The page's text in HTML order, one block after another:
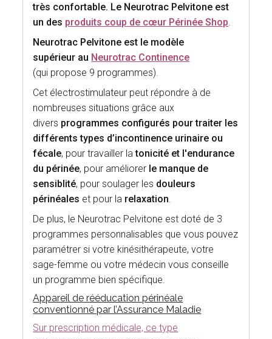
très confortable. Le Neurotrac Pelvitone est
un des produits coup de cœur Périnée Shop.
Neurotrac Pelvitone est le modèle
supérieur au Neurotrac Continence
(qui propose 9 programmes).
Cet électrostimulateur peut répondre à de
nombreuses situations grâce aux
divers programmes configurés pour traiter les
différents types d’incontinence urinaire ou
fécale, pour travailler latonicité et l'endurance
du périnée, pour améliorer le manque de
sensiblité, pour soulager les douleurs
périnéales et pour la relaxation.
De plus, le Neurotrac Pelvitone est doté de 3
programmes personnalisables que vous pouvez
paramétrer si votre kinésithérapeute, votre
sage-femme ou votre médecin vous conseille
un programme bien spécifique.
Appareil de rééducation périnéale
conventionné par l’Assurance Maladie
Sur prescription médicale, ce type